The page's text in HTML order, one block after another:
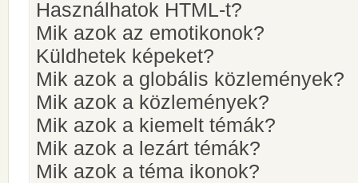
Használhatok HTML-t?
Mik azok az emotikonok?
Küldhetek képeket?
Mik azok a globális közlemények?
Mik azok a közlemények?
Mik azok a kiemelt témák?
Mik azok a lezárt témák?
Mik azok a téma ikonok?